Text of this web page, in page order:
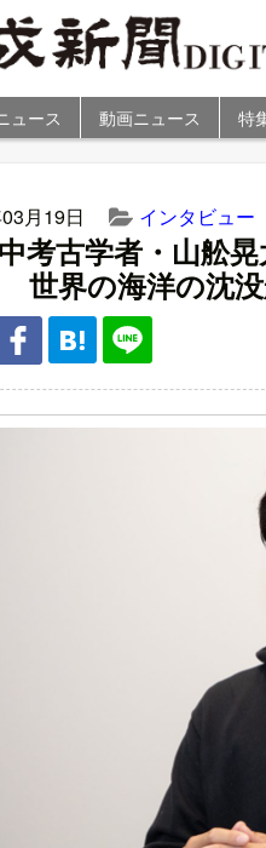
ュース 動画ニュース 特
月19日 インタビュー
中考古学者・山舩
世界の海洋の沈